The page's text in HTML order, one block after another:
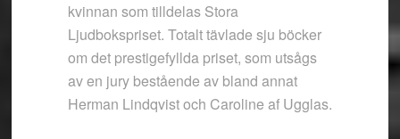
kvinnan som tilldelas Stora
Ljudbokspriset. Totalt tävlade sju böcker
om det prestigefyllda priset, som utsågs
av en jury bestående av bland annat
Herman Lindqvist och Caroline af Ugglas.